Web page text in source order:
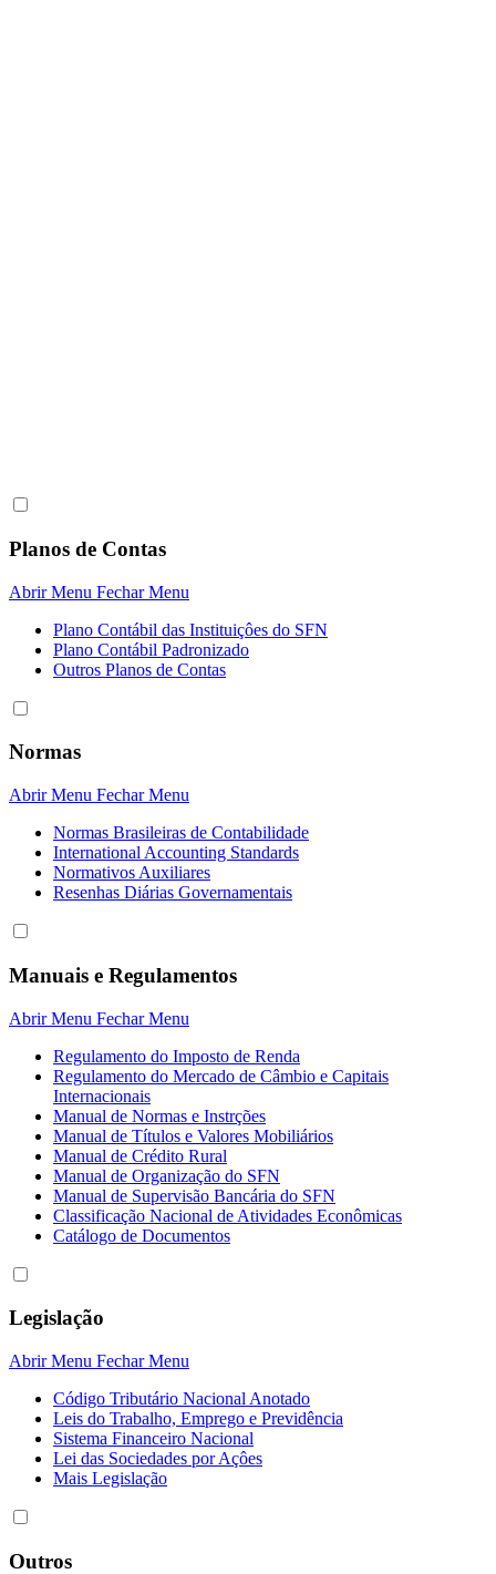
Planos de Contas
Abrir Menu Fechar Menu
Plano Contábil das Instituiçôes do SFN
Plano Contábil Padronizado
Outros Planos de Contas
Normas
Abrir Menu Fechar Menu
Normas Brasileiras de Contabilidade
International Accounting Standards
Normativos Auxiliares
Resenhas Diárias Governamentais
Manuais e Regulamentos
Abrir Menu Fechar Menu
Regulamento do Imposto de Renda
Regulamento do Mercado de Câmbio e Capitais
Internacionais
Manual de Normas e Instrções
Manual de Títulos e Valores Mobiliários
Manual de Crédito Rural
Manual de Organização do SFN
Manual de Supervisão Bancária do SFN
Classificação Nacional de Atividades Econômicas
Catálogo de Documentos
Legislação
Abrir Menu Fechar Menu
Código Tributário Nacional Anotado
Leis do Trabalho, Emprego e Previdência
Sistema Financeiro Nacional
Lei das Sociedades por Açôes
Mais Legislação
Outros